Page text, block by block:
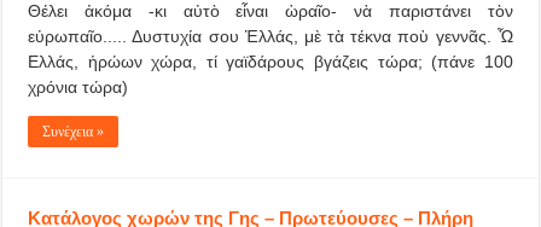
Θέλει ἀκόμα -κι αὐτὸ εἶναι ὡραῖο- νὰ παριστάνει τὸν
εὐρωπαῖο..... Δυστυχία σου Ἑλλάς, μὲ τὰ τέκνα ποὺ γεννᾶς. Ὦ
Ελλάς, ἡρώων χώρα, τί γαϊδάρους βγάζεις τώρα; (πάνε 100
χρόνια τώρα)
Συνέχεια »
Κατάλογος χωρών της Γης – Πρωτεύουσες – Πλήρη